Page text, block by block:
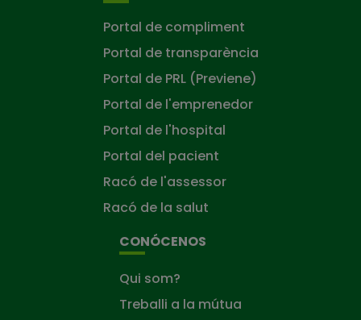
Portal de compliment
Portal de transparència
Portal de PRL (Previene)
Portal de l'emprenedor
Portal de l'hospital
Portal del pacient
Racó de l'assessor
Racó de la salut
CONÓCENOS
Qui som?
Treballi a la mútua